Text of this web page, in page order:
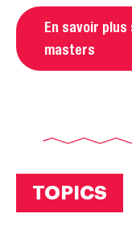
En savoir
masters
TOPICS